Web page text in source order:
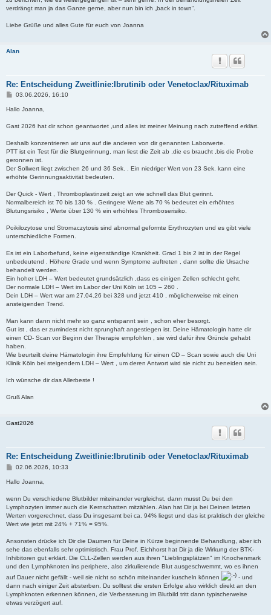
verdrängt man ja das Ganze gerne, aber nun bin ich „back in town“.
Liebe Grüße und alles Gute für euch von Joanna
Alan
Re: Entscheidung Zweitlinie:Ibrutinib oder Venetoclax/Rituximab
B
i
03.06.2026, 16:10
Hallo Joanna,
Gast 2026 hat dir schon geantwortet ,und alles ist meiner Meinung nach zutreffend erklärt.
Deshalb konzentrieren wir uns auf die anderen von dir genannten Laborwerte.
PTT ist ein Test für die Blutgerinnung, man liest die Zeit ab ,die es braucht ,bis die Probe
geronnen ist.
Der Sollwert liegt zwischen 26 und 36 Sek. . Ein niedriger Wert von 23 Sek. kann eine
erhöhte Gerinnungsaktivität bedeuten.
Der Quick - Wert , Thromboplastinzeit zeigt an wie schnell das Blut gerinnt.
Normalbereich ist 70 bis 130 % . Geringere Werte als 70 % bedeutet ein erhöhtes
Blutungsrisiko , Werte über 130 % ein erhöhtes Thromboserisiko.
Poikilozytose und Stromaczytosis sind abnormal geformte Erythrozyten und es gibt viele
unterschiedliche Formen.
Es ist ein Laborbefund, keine eigenständige Krankheit. Grad 1 bis 2 ist in der Regel
unbedeutend . Höhere Grade und wenn Symptome auftreten , dann sollte die Ursache
behandelt werden.
Ein hoher LDH – Wert bedeutet grundsätzlich ,dass es einigen Zellen schlecht geht.
Der normale LDH – Wert im Labor der Uni Köln ist 105 – 260 .
Dein LDH – Wert war am 27.04.26 bei 328 und jetzt 410 , möglicherweise mit einen
ansteigenden Trend.
Man kann dann nicht mehr so ganz entspannt sein , schon eher besorgt.
Gut ist , das er zumindest nicht sprunghaft angestiegen ist. Deine Hämatologin hatte dir
einen CD- Scan vor Beginn der Therapie empfohlen , sie wird dafür ihre Gründe gehabt
haben.
Wie beurteilt deine Hämatologin ihre Empfehlung für einen CD – Scan sowie auch die Uni
Klinik Köln bei steigendem LDH – Wert , um deren Antwort wird sie nicht zu beneiden sein.
Ich wünsche dir das Allerbeste !
Gruß Alan
Gast2026
Re: Entscheidung Zweitlinie:Ibrutinib oder Venetoclax/Rituximab
B
i
a
g
02.06.2026, 10:33
Hallo Joanna,
wenn Du verschiedene Blutbilder miteinander vergleichst, dann musst Du bei den
Lymphozyten immer auch die Kernschatten mitzählen. Alan hat Dir ja bei Deinen letzten
Werten vorgerechnet, dass Du insgesamt bei ca. 94% liegst und das ist praktisch der gleiche
Wert wie jetzt mit 24% + 71% = 95%.
Ansonsten drücke ich Dir die Daumen für Deine in Kürze beginnende Behandlung, aber ich
sehe das ebenfalls sehr optimistisch. Frau Prof. Eichhorst hat Dir ja die Wirkung der BTK-
Inhibitoren gut erklärt. Die CLL-Zellen werden aus ihren "Lieblingsplätzen" im Knochenmark
und den Lymphknoten ins periphere, also zirkulierende Blut ausgeschwemmt, wo es ihnen
auf Dauer nicht gefällt - weil sie nicht so schön miteinander kuscheln können
- und
dann nach einiger Zeit absterben. Du solltest die ersten Erfolge also wirklich direkt an den
Lymphknoten erkennen können, die Verbesserung im Blutbild tritt dann typischerweise
etwas verzögert auf.